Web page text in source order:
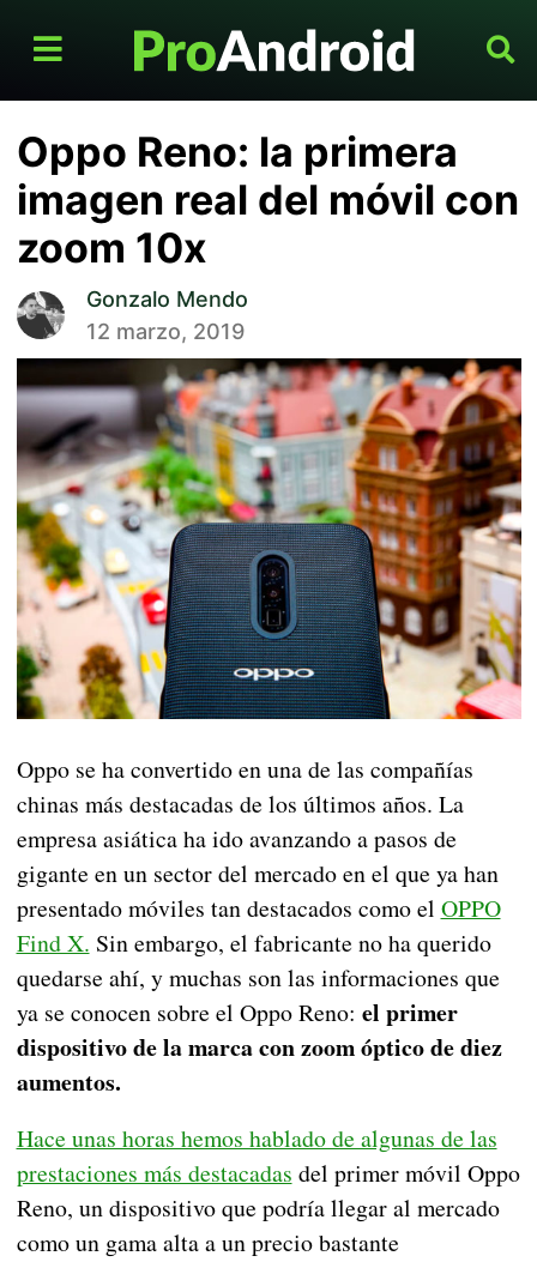
Oppo Reno: la primera
imagen real del móvil con
zoom 10x
Gonzalo Mendo
12 marzo, 2019
Oppo se ha convertido en una de las compañías
chinas más destacadas de los últimos años. La
empresa asiática ha ido avanzando a pasos de
gigante en un sector del mercado en el que ya han
presentado móviles tan destacados como el OPPO
Find X. Sin embargo, el fabricante no ha querido
quedarse ahí, y muchas son las informaciones que
ya se conocen sobre el Oppo Reno: el primer
dispositivo de la marca con zoom óptico de diez
aumentos.
Hace unas horas hemos hablado de algunas de las
prestaciones más destacadas del primer móvil Oppo
Reno, un dispositivo que podría llegar al mercado
como un gama alta a un precio bastante